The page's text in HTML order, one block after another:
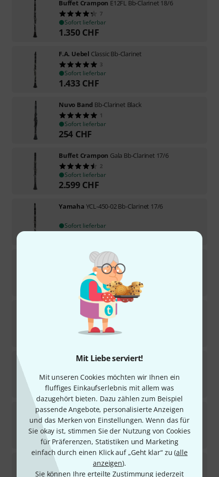
Mit Liebe serviert!
Mit unseren Cookies möchten wir Ihnen ein
fluffiges Einkaufserlebnis mit allem was
dazugehört bieten. Dazu zählen zum Beispiel
passende Angebote, personalisierte Anzeigen
und das Merken von Einstellungen. Wenn das für
Sie okay ist, stimmen Sie der Nutzung von Cookies
für Präferenzen, Statistiken und Marketing
einfach durch einen Klick auf „Geht klar“ zu (alle
anzeigen).
Sie können Ihre erteilte Zustimmung jederzeit
Buffet Crampon E12FL Bb-Clarinet 18/6
7
Sofort lieferbar
1.350 CHF
F.A. Uebel Classic Bb-Clarinet
3
Sofort lieferbar
1.433 CHF
Nuvo Band Bb-Clarinet Black
1
Sofort lieferbar
254 CHF
Buffet Crampon Gala Bb-Clarinet 17/6
2
Sofort lieferbar
2.599 CHF
Yamaha YCL-450-02 Bb-Clarinet 17/6
Sofort lieferbar
Prologue II 17/6 Bb-Clarinet
1
Sofort lieferbar
CHF
CL-17BB CG Bb- Clarinet Boehm
32
Kurzfristig lieferbar (2–5 Tage)
CHF
Thomann CL-17BB Bb- Clarinet Boehm
Sofort lieferbar
589 CHF
SelmerMuse 18/6 Bb Clarinet
1
Sofort lieferbar
4.859CHF
Buffet Crampon Tosca Bb-Clarinet 19/6
7